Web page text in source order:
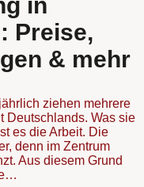
Preise,
& mehr
ziehen mehrere
Deutschlands. Was sie
es die Arbeit. Die
denn im Zentrum
Aus diesem Grund